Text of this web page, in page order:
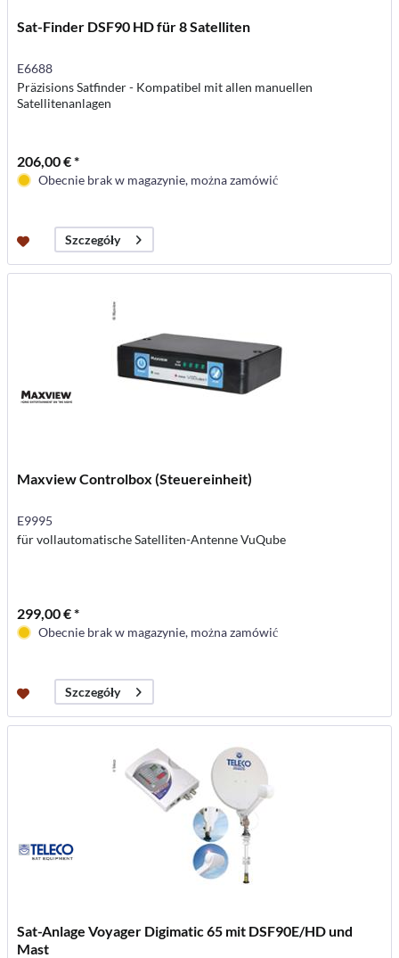
Sat-Finder DSF90 HD für 8 Satelliten
E6688
Präzisions Satfinder - Kompatibel mit allen manuellen
Satellitenanlagen
206,00 € *
Obecnie brak w magazynie, można zamówić
Szczegóły
Maxview Controlbox (Steuereinheit)
E9995
für vollautomatische Satelliten-Antenne VuQube
299,00 € *
Obecnie brak w magazynie, można zamówić
Szczegóły
Sat-Anlage Voyager Digimatic 65 mit DSF90E/HD und
Mast